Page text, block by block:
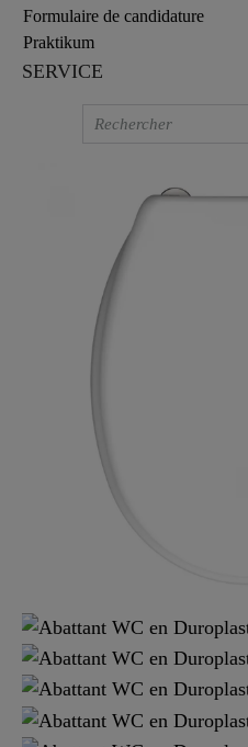
Formulaire de candidature
Praktikum
SERVICE